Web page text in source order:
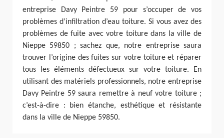
entreprise Davy Peintre 59 pour s’occuper de vos
problèmes d’infiltration d’eau toiture. Si vous avez des
problèmes de fuite avec votre toiture dans la ville de
Nieppe 59850 ; sachez que, notre entreprise saura
trouver l’origine des fuites sur votre toiture et réparer
tous les éléments défectueux sur votre toiture. En
utilisant des matériels professionnels, notre entreprise
Davy Peintre 59 saura remettre à neuf votre toiture ;
c’est-à-dire : bien étanche, esthétique et résistante
dans la ville de Nieppe 59850.